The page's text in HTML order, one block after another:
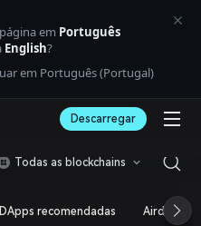
em Português
English?
em Português (Portugal)
Descarregar
Todas as blockchains
DApps recomendadas Airdrop